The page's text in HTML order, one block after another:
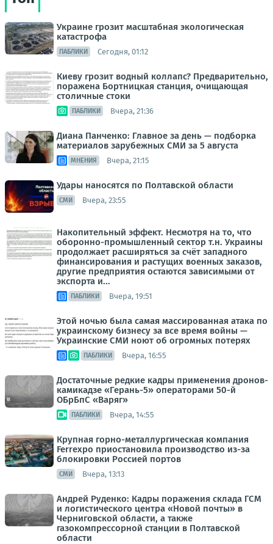
Украине грозит масштабная экологическая
катастрофа
ПАБЛИКИ Сегодня, 01:12
Киеву грозит водный коллапс? Предварительно,
поражена Бортницкая станция, очищающая
столичные стоки
ПАБЛИКИ Вчера, 21:36
Диана Панченко: Главное за день — подборка
материалов зарубежных СМИ за 5 августа
МНЕНИЯ Вчера, 21:15
Удары наносятся по Полтавской области
СМИ Вчера, 23:55
Накопительный эффект. Несмотря на то, что
оборонно-промышленный сектор т.н. Украины
продолжает расширяться за счёт западного
финансирования и растущих военных заказов,
другие предприятия остаются зависимыми от
экспорта и...
ПАБЛИКИ Вчера, 19:51
Этой ночью была самая массированная атака по
украинскому бизнесу за все время войны —
Украинские СМИ ноют об огромных потерях
ПАБЛИКИ Вчера, 16:55
Достаточные редкие кадры применения дронов-
камикадзе «Герань-5» операторами 50-й
ОБрБпС «Варяг»
ПАБЛИКИ Вчера, 14:55
Крупная горно-металлургическая компания
Ferrexpo приостановила производство из-за
блокировки Россией портов
СМИ Вчера, 13:13
Андрей Руденко: Кадры поражения склада ГСМ
и логистического центра «Новой почты» в
Черниговской области, а также
газокомпрессорной станции в Полтавской
области